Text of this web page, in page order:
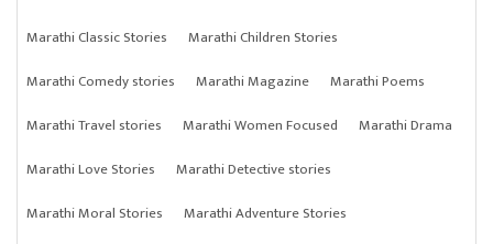
Marathi Classic Stories
Marathi Children Stories
Marathi Comedy stories
Marathi Magazine
Marathi Poems
Marathi Travel stories
Marathi Women Focused
Marathi Drama
Marathi Love Stories
Marathi Detective stories
Marathi Moral Stories
Marathi Adventure Stories